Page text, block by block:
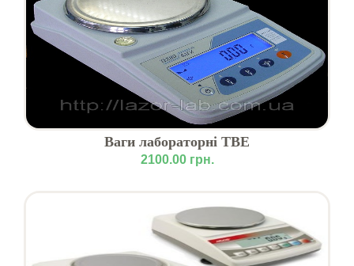
Ваги лабораторні ТВЕ
2100.00 грн.